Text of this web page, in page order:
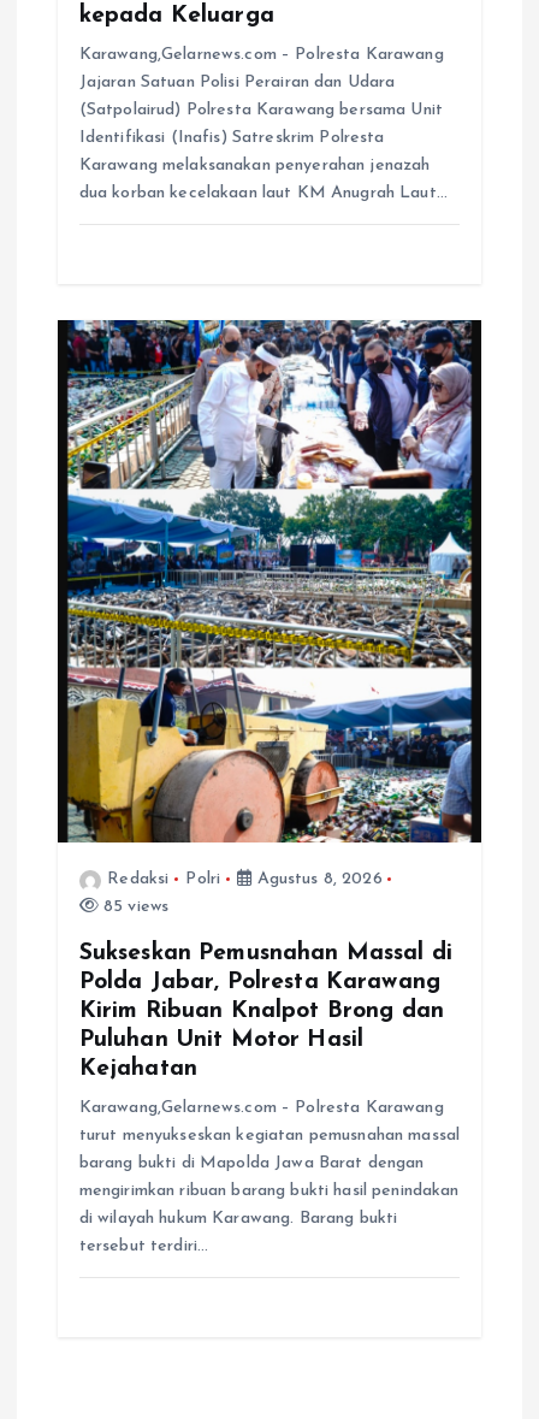
kepada Keluarga
Karawang,Gelarnews.com – Polresta Karawang
Jajaran Satuan Polisi Perairan dan Udara
(Satpolairud) Polresta Karawang bersama Unit
Identifikasi (Inafis) Satreskrim Polresta
Karawang melaksanakan penyerahan jenazah
dua korban kecelakaan laut KM Anugrah Laut…
Redaksi Polri
Agustus 8, 2026
85 views
Sukseskan Pemusnahan Massal di
Polda Jabar, Polresta Karawang
Kirim Ribuan Knalpot Brong dan
Puluhan Unit Motor Hasil
Kejahatan
Karawang,Gelarnews.com – Polresta Karawang
turut menyukseskan kegiatan pemusnahan massal
barang bukti di Mapolda Jawa Barat dengan
mengirimkan ribuan barang bukti hasil penindakan
di wilayah hukum Karawang. Barang bukti
tersebut terdiri…